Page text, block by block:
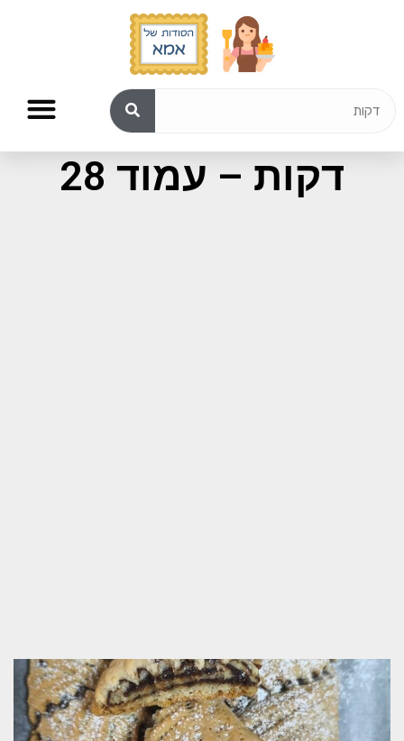
תוצאות חיפוש עבור:
דקות – עמוד 28